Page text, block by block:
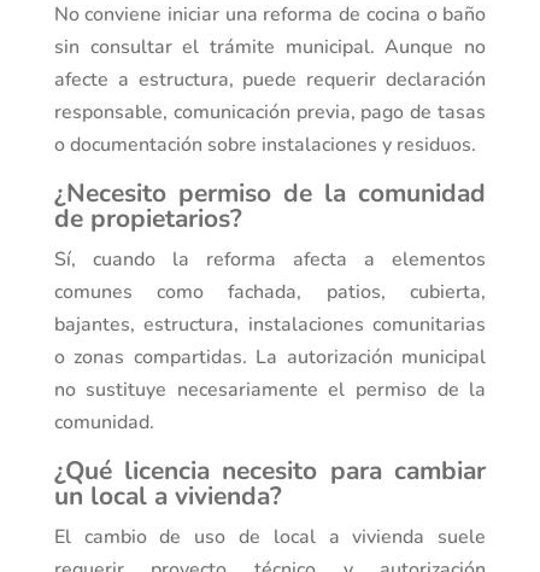
No conviene iniciar una reforma de cocina o baño
sin consultar el trámite municipal. Aunque no
afecte a estructura, puede requerir declaración
responsable, comunicación previa, pago de tasas
o documentación sobre instalaciones y residuos.
¿Necesito permiso de la comunidad
de propietarios?
Sí, cuando la reforma afecta a elementos
comunes como fachada, patios, cubierta,
bajantes, estructura, instalaciones comunitarias
o zonas compartidas. La autorización municipal
no sustituye necesariamente el permiso de la
comunidad.
¿Qué licencia necesito para cambiar
un local a vivienda?
El cambio de uso de local a vivienda suele